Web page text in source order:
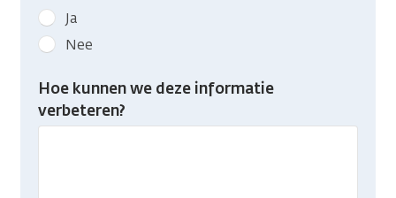
Geef
kanker.nl
feedback:
Heb
gevonden
Ja
Nee
Hoe kunnen we deze informatie
verbeteren?